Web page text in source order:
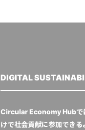
DIGITAL
Circular Economy Hubで
けで社会貢献に参加でき